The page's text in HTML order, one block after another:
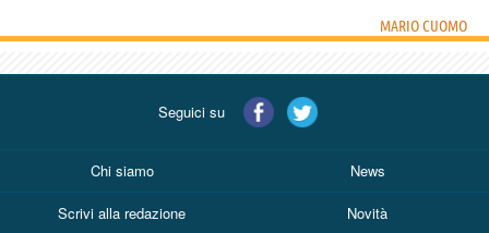
MARIO CUOMO
Seguici su
Chi siamo News
Scrivi alla redazione Novità